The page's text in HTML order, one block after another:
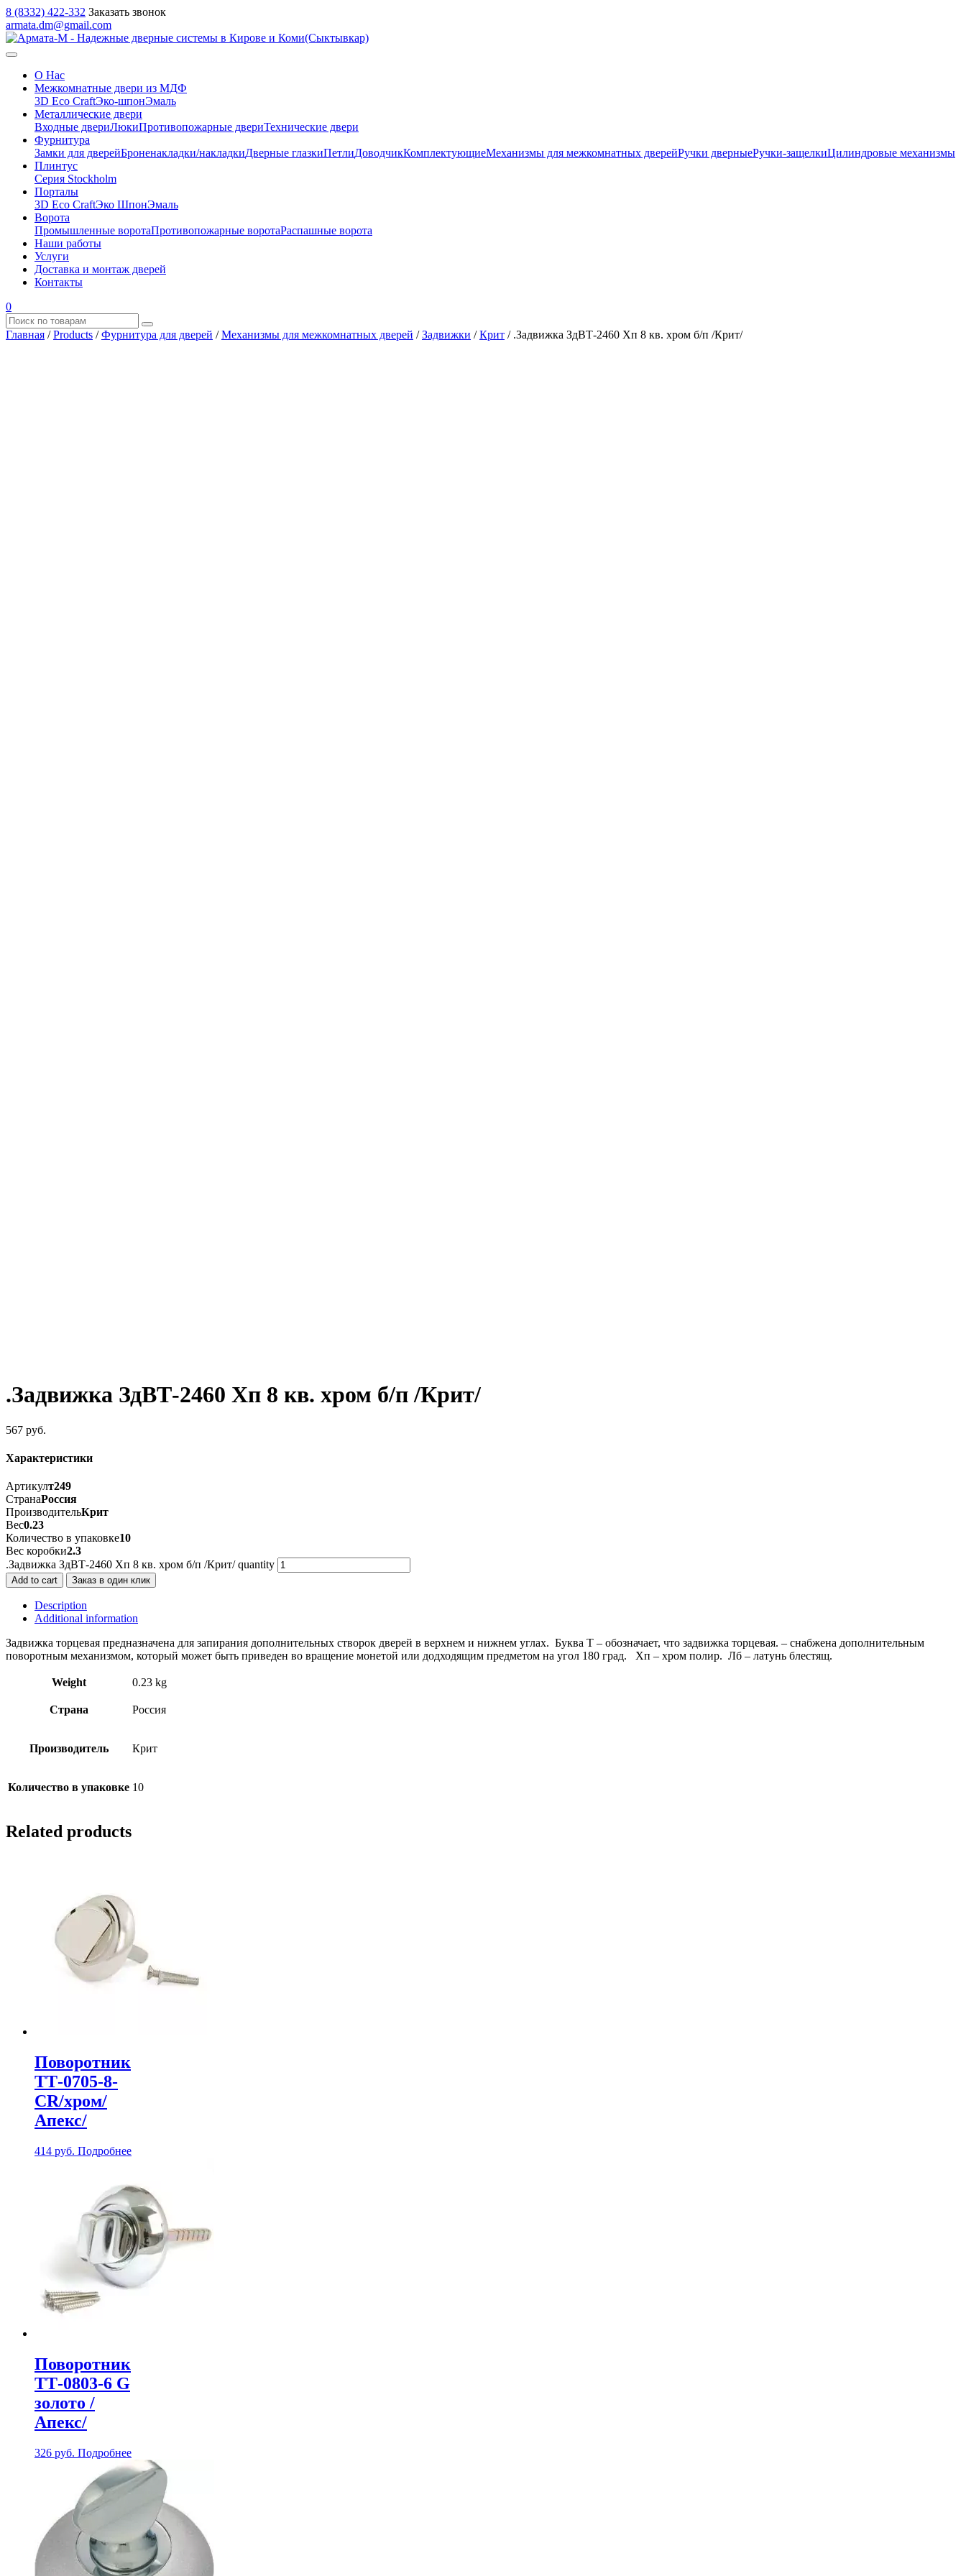
8 (8332) 422-332 Заказать звонок
armata.dm@gmail.com
О Нас
Межкомнатные двери из МДФ
3D Eco CraftЭко-шпонЭмаль
Металлические двери
Входные двериЛюкиПротивопожарные двериТехнические двери
Фурнитура
Замки для дверейБроненакладки/накладкиДверные глазкиПетлиДоводчикКомплектующиеМеханизмы для межкомнатных дверейРучки дверныеРучки-защелкиЦилиндровые механизмы
Плинтус
Серия Stockholm
Порталы
3D Eco CraftЭко ШпонЭмаль
Ворота
Промышленные воротаПротивопожарные воротаРаспашные ворота
Наши работы
Услуги
Доставка и монтаж дверей
Контакты
0
Главная /Products /Фурнитура для дверей /Механизмы для межкомнатных дверей /Задвижки /Крит / .Задвижка ЗдВТ-2460 Хп 8 кв. хром б/п /Крит/
.Задвижка ЗдВТ-2460 Хп 8 кв. хром б/п /Крит/
567 руб.
Характеристики
Артикулт249
СтранаРоссия
ПроизводительКрит
Вес0.23
Количество в упаковке10
Вес коробки2.3
.Задвижка ЗдВТ-2460 Хп 8 кв. хром б/п /Крит/ quantity
Add to cart Заказ в один клик
Description
Additional information
Задвижка торцевая предназначена для запирания дополнительных створок дверей в верхнем и нижнем углах. Буква Т – обозначает, что задвижка торцевая. – снабжена дополнительным
поворотным механизмом, который может быть приведен во вращение монетой или додходящим предметом на угол 180 град. Хп – хром полир. Лб – латунь блестящ.
Weight 0.23 kg
Страна Россия
Производитель Крит
Количество в упаковке 10
Related products
Поворотник
ТТ-0705-8-
CR/хром/
Апекс/
414 руб. Подробнее
Поворотник
ТТ-0803-6 G
золото /
Апекс/
326 руб. Подробнее